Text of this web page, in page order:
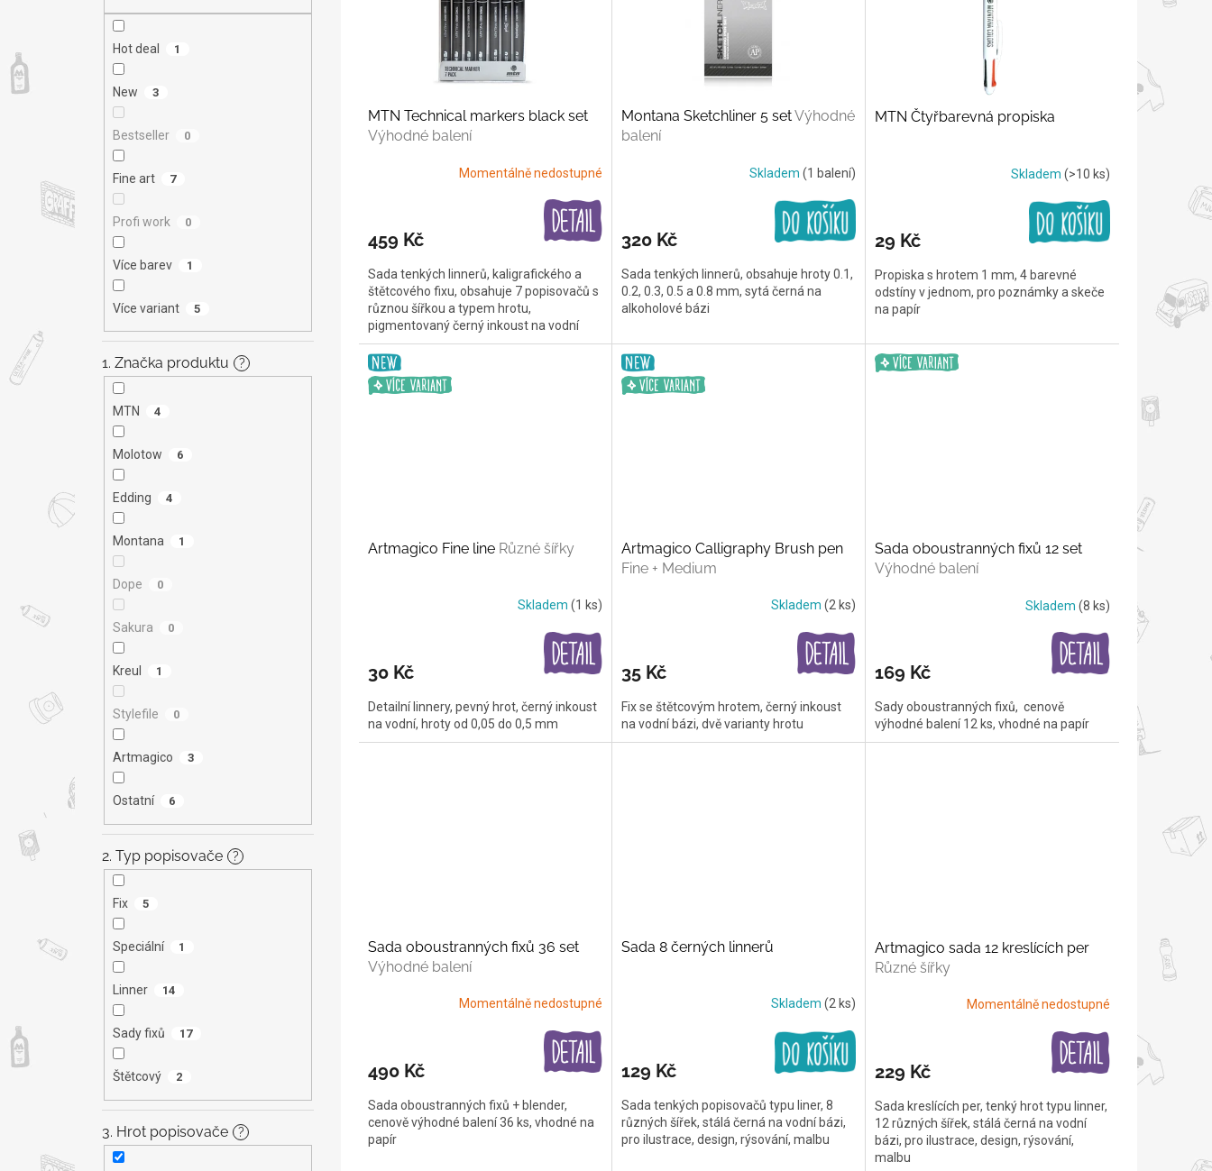
Hot deal 1
New 3
Bestseller 0
Fine art 7
Profi work 0
Více barev 1
Více variant 5
1. Značka produktu ?
MTN 4
Molotow 6
Edding 4
Montana 1
Dope 0
Sakura 0
Kreul 1
Stylefile 0
Artmagico 3
Ostatní 6
2. Typ popisovače ?
Fix 5
Speciální 1
Linner 14
Sady fixů 17
Štětcový 2
3. Hrot popisovače ?
MTN Technical markers black set
Výhodné balení
Momentálně nedostupné
459 Kč
Sada tenkých linnerů, kaligrafického a
štětcového fixu, obsahuje 7 popisovačů s
různou šířkou a typem hrotu,
pigmentovaný černý inkoust na vodní
bázi
Montana Sketchliner 5 setVýhodné
balení
Skladem (1 balení)
320 Kč
Sada tenkých linnerů, obsahuje hroty 0.1,
0.2, 0.3, 0.5 a 0.8 mm, sytá černá na
alkoholové bázi
MTN Čtyřbarevná propiska
Skladem (>10 ks)
29 Kč
Propiska s hrotem 1 mm, 4 barevné
odstíny v jednom, pro poznámky a skeče
na papír
Artmagico Fine line Různé šířky
Skladem (1 ks)
30 Kč
Detailní linnery, pevný hrot, černý inkoust
na vodní, hroty od 0,05 do 0,5 mm
Artmagico Calligraphy Brush pen
Fine + Medium
Skladem (2 ks)
35 Kč
Fix se štětcovým hrotem, černý inkoust
na vodní bázi, dvě varianty hrotu
Sada oboustranných fixů 12 set
Výhodné balení
Skladem (8 ks)
169 Kč
Sady oboustranných fixů, cenově
výhodné balení 12 ks, vhodné na papír
Sada oboustranných fixů 36 set
Výhodné balení
Momentálně nedostupné
490 Kč
Sada oboustranných fixů + blender,
cenově výhodné balení 36 ks, vhodné na
papír
Sada 8 černých linnerů
Skladem (2 ks)
129 Kč
Sada tenkých popisovačů typu liner, 8
různých šířek, stálá černá na vodní bázi,
pro ilustrace, design, rýsování, malbu
Artmagico sada 12 kreslících per
Různé šířky
Momentálně nedostupné
229 Kč
Sada kreslících per, tenký hrot typu linner,
12 různých šířek, stálá černá na vodní
bázi, pro ilustrace, design, rýsování,
malbu